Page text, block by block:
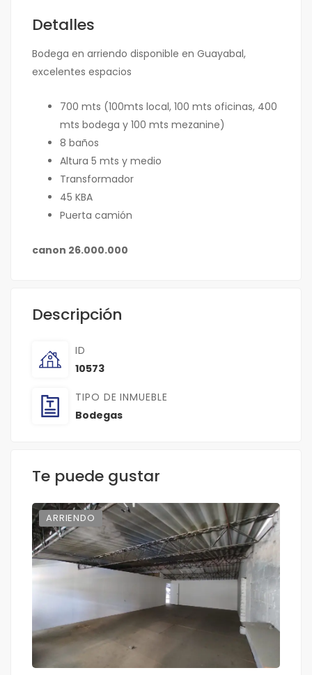
Detalles
Bodega en arriendo disponible en Guayabal,
excelentes espacios
700 mts (100mts local, 100 mts oficinas, 400
mts bodega y 100 mts mezanine)
8 baños
Altura 5 mts y medio
Transformador
45 KBA
Puerta camión
canon 26.000.000
Descripción
ID
10573
TIPO DE INMUEBLE
Bodegas
Te puede gustar
ARRIENDO